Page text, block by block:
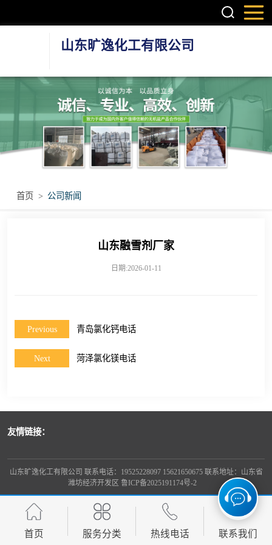
山东旷逸化工有限公司
首页 > 公司新闻
山东融雪剂厂家
日期:2026-01-11
Previous 青岛氯化钙电话
Next 菏泽氯化镁电话
友情链接：
山东旷逸化工有限公司 联系电话：19525228097 15621650675 联系地址：山东省
潍坊经济开发区 鲁ICP备2025191174号-2
首页 服务分类 热线电话 联系我们
硫酸镁系列
氯化镁系列
氯化钙系列